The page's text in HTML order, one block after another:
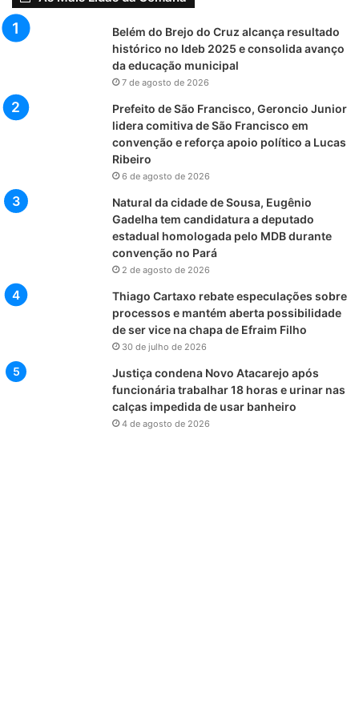
Belém do Brejo do Cruz alcança resultado
histórico no Ideb 2025 e consolida avanço
da educação municipal
7 de agosto de 2026
Prefeito de São Francisco, Geroncio Junior
lidera comitiva de São Francisco em
convenção e reforça apoio político a Lucas
Ribeiro
6 de agosto de 2026
Natural da cidade de Sousa, Eugênio
Gadelha tem candidatura a deputado
estadual homologada pelo MDB durante
convenção no Pará
2 de agosto de 2026
Thiago Cartaxo rebate especulações sobre
processos e mantém aberta possibilidade
de ser vice na chapa de Efraim Filho
30 de julho de 2026
Justiça condena Novo Atacarejo após
funcionária trabalhar 18 horas e urinar nas
calças impedida de usar banheiro
4 de agosto de 2026